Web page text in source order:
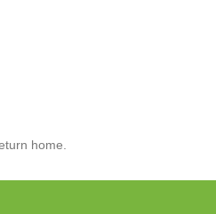
return home.